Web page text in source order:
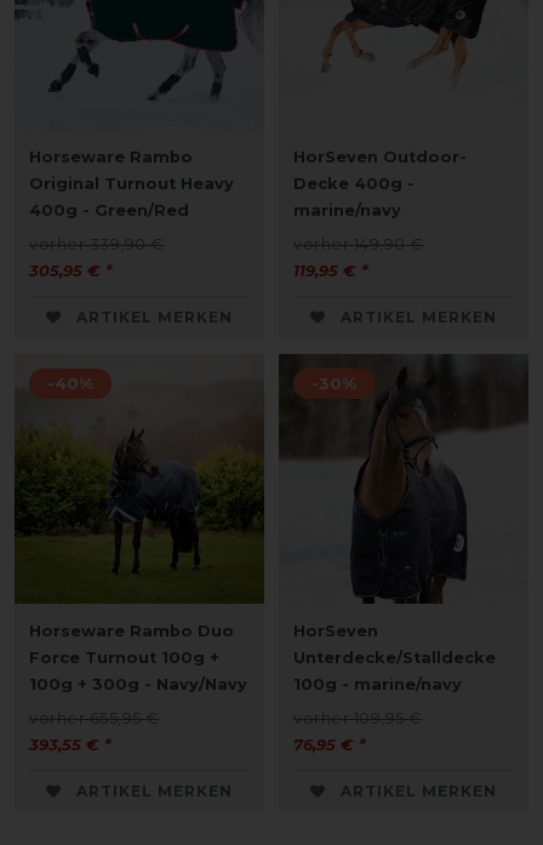
Horseware Rambo
Original Turnout Heavy
400g - Green/Red
vorher 339,90 €
305,95 € *
ARTIKEL MERKEN
HorSeven Outdoor-
Decke 400g -
marine/navy
vorher 149,90 €
119,95 € *
ARTIKEL MERKEN
-40%
Horseware Rambo Duo
Force Turnout 100g +
100g + 300g - Navy/Navy
vorher 655,95 €
393,55 € *
ARTIKEL MERKEN
-30%
HorSeven
Unterdecke/Stalldecke
100g - marine/navy
vorher 109,95 €
76,95 € *
ARTIKEL MERKEN